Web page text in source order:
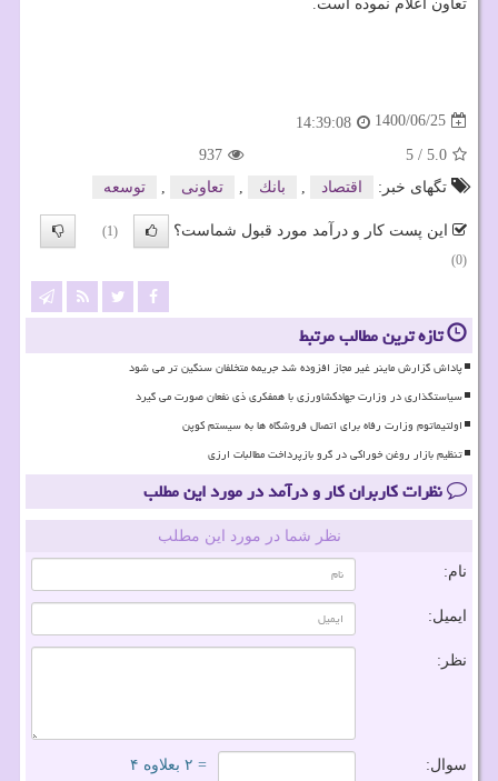
تعاون اعلام نموده است.
1400/06/25
14:39:08
5.0
/
5
937
تگهای خبر:
اقتصاد بانك تعاونی توسعه
این پست کار و درآمد مورد قبول شماست؟
(1)
(0)
تازه ترین مطالب مرتبط
پاداش گزارش ماینر غیر مجاز افزوده شد جریمه متخلفان سنگین تر می شود
سیاستگذاری در وزارت جهادکشاورزی با همفکری ذی نفعان صورت می گیرد
اولتیماتوم وزارت رفاه برای اتصال فروشگاه ها به سیستم کوپن
تنظیم بازار روغن خوراکی در گرو بازپرداخت مطالبات ارزی
نظرات کاربران کار و درآمد در مورد این مطلب
نظر شما در مورد این مطلب
نام:
ایمیل:
نظر:
سوال: = ۲ بعلاوه ۴